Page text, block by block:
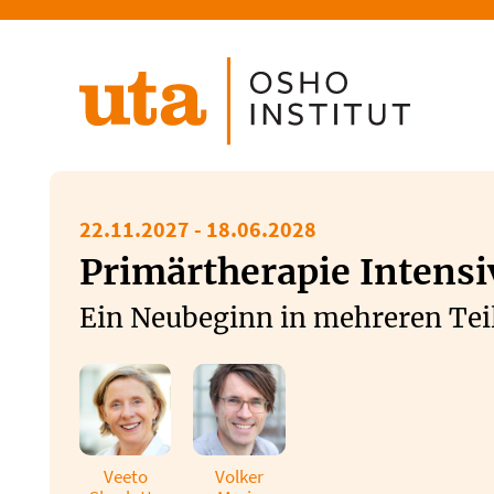
22.11.2027 - 18.06.2028
Primärtherapie
Ein Neubeginn in mehreren
Veeto
Volker